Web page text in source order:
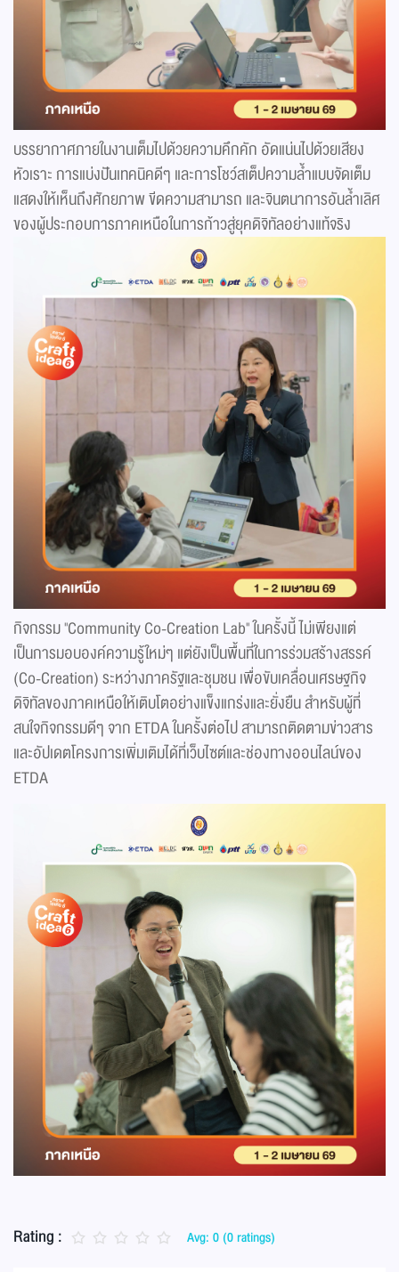
บรรยากาศภายในงานเต็มไปด้วยความคึกคัก อัดแน่นไปด้วยเสียง
หัวเราะ การแบ่งปันเทคนิคดีๆ และการโชว์สเต็ปความล้ำแบบจัดเต็ม
แสดงให้เห็นถึงศักยภาพ ขีดความสามารถ และจินตนาการอันล้ำเลิศ
ของผู้ประกอบการภาคเหนือในการก้าวสู่ยุคดิจิทัลอย่างแท้จริง
กิจกรรม "Community Co-Creation Lab" ในครั้งนี้ ไม่เพียงแต่
เป็นการมอบองค์ความรู้ใหม่ๆ แต่ยังเป็นพื้นที่ในการร่วมสร้างสรรค์
(Co-Creation) ระหว่างภาครัฐและชุมชน เพื่อขับเคลื่อนเศรษฐกิจ
ดิจิทัลของภาคเหนือให้เติบโตอย่างแข็งแกร่งและยั่งยืน สำหรับผู้ที่
สนใจกิจกรรมดีๆ จาก ETDA ในครั้งต่อไป สามารถติดตามข่าวสาร
และอัปเดตโครงการเพิ่มเติมได้ที่เว็บไซต์และช่องทางออนไลน์ของ
ETDA
Rating : Avg: 0 (0 ratings)